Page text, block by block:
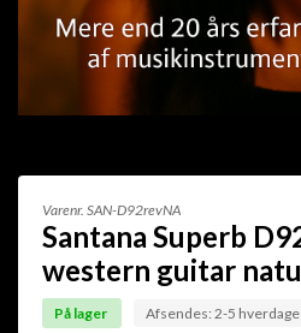
Varenr. SAN-D92revNA
Santana Superb
western guitar
På lager Afsendes: 2-5 hverdage